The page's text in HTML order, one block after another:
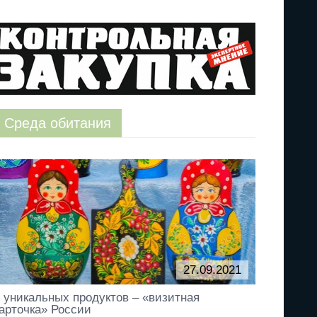
Среда обитания
уникальных продуктов – «визитная
России
27.09.2021